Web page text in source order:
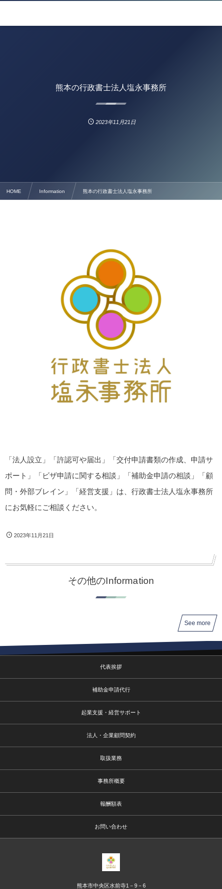
熊本の行政書士法人塩永事務所
2023年11月21日
HOME Information 熊本の行政書士法人塩永事務所
「法人設立」「許認可や届出」「交付申請書類の作成、申請サ
ポート」「ビザ申請に関する相談」「補助金申請の相談」「顧
問・外部ブレイン」「経営支援」は、行政書士法人塩永事務所
にお気軽にご相談ください。
2023年11月21日
その他のInformation
See more
代表挨拶
補助金申請代行
起業支援・経営サポート
法人・企業顧問契約
取扱業務
事務所概要
報酬額表
お問い合わせ
熊本市中央区水前寺1－9－6